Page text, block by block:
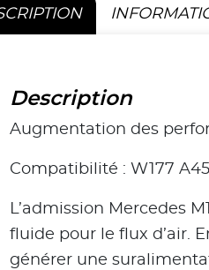
Description
Augmentation des
Compatibilité : W177 A45
L’admission Mercedes
fluide pour le flux d’air.
générer une